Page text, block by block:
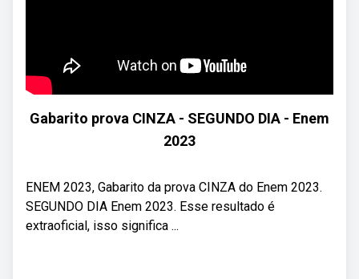
Gabarito prova CINZA - SEGUNDO DIA - Enem
2023
ENEM 2023, Gabarito da prova CINZA do Enem 2023.
SEGUNDO DIA Enem 2023. Esse resultado é
extraoficial, isso significa ...